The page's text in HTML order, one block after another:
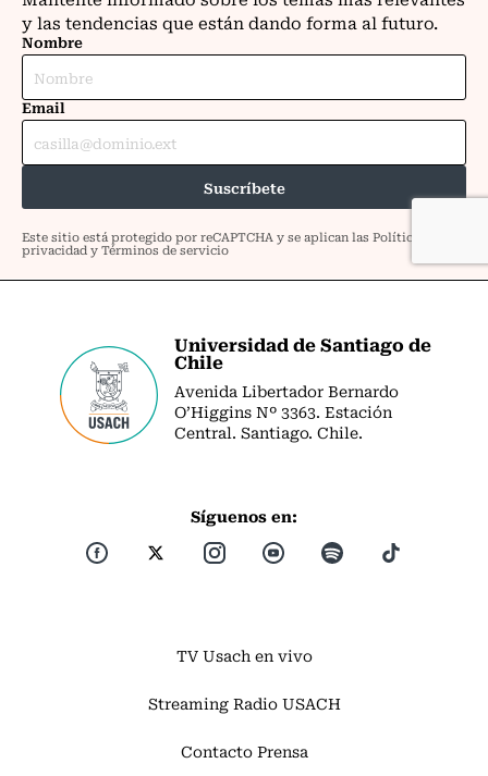
Universidad de Santiago de
Chile
Avenida Libertador Bernardo
O’Higgins Nº 3363. Estación
Central. Santiago. Chile.
Síguenos en:
TV Usach en vivo
Streaming Radio USACH
Contacto Prensa